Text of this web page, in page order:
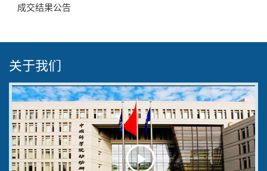
成交结果公告
关于我们